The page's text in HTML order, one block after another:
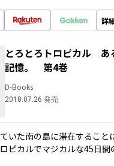
詳
とろとろトロピカル あ
記憶。 第4巻
D-Books
2018.07.26 発売
いた南の島に滞在すること
ピカルでマジカルな45日間